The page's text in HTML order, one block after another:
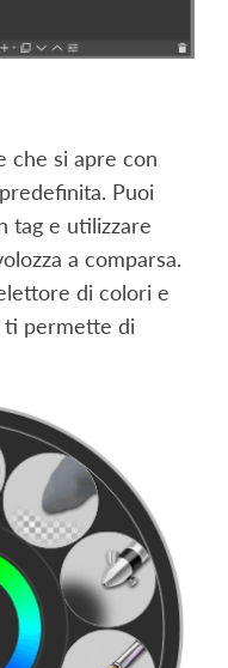
che si apre con
Puoi
tag e utilizzare
a comparsa.
di colori e
ti permette di